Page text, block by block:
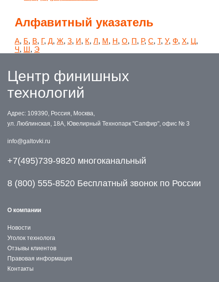
Алфавитный указатель
А, Б, В, Г, Д, Ж, З, И, К, Л, М, Н, О, П, Р, С, Т, У, Ф, Х, Ц,
Ч, Ш, Э
Центр финишных
технологий
Адрес: 109390, Россия, Москва,
ул. Люблинская, 18А, Ювелирный Технопарк "Сапфир", офис № 3
info@galtovki.ru
+7(495)739-9820 многоканальный
8 (800) 555-8520 Бесплатный звонок по России
О компании
Новости
Уголок технолога
Отзывы клиентов
Правовая информация
Контакты